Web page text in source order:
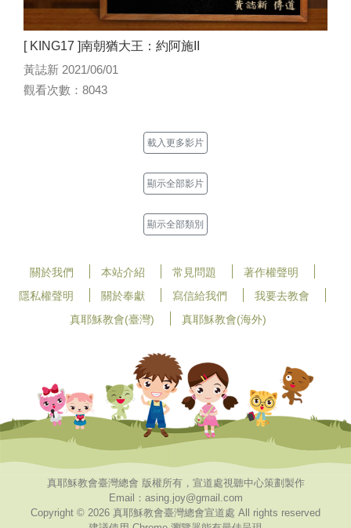
[ KING17 ]南朝猶大王：約阿施II
黃誌新 2021/06/01
觀看次數：8043
載入更多影片
顯示全部影片
顯示全部類別
關於我們 本站介紹 常見問題
著作權聲明
隱私權聲明
關於奉獻 寫信給我們
我要去教會
真耶穌教會(臺灣)
真耶穌教會(海外)
真耶穌教會臺灣總會 版權所有，宣道處視聽中心策劃製作
Email：asing.joy@gmail.com
Copyright © 2026 真耶穌教會臺灣總會宣道處 All rights reserved